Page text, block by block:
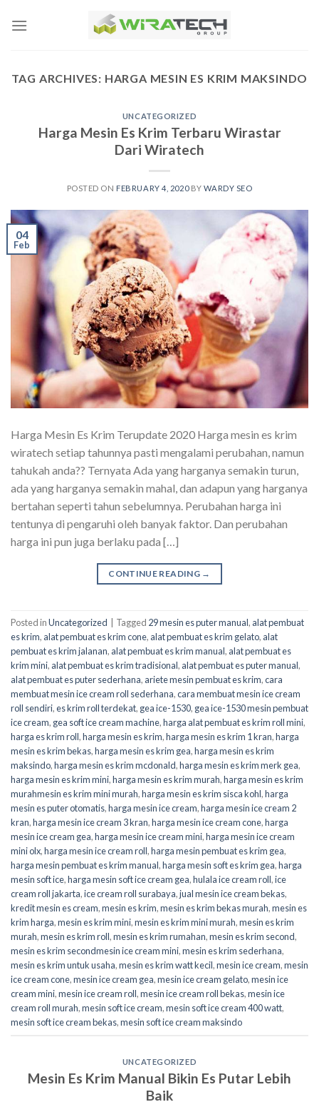
TAG ARCHIVES: HARGA MESIN ES KRIM MAKSINDO
UNCATEGORIZED
Harga Mesin Es Krim Terbaru Wirastar
Dari Wiratech
POSTED ON FEBRUARY 4, 2020BYWARDY SEO
04
Feb
Harga Mesin Es Krim Terupdate 2020 Harga mesin es krim
wiratech setiap tahunnya pasti mengalami perubahan, namun
tahukah anda?? Ternyata Ada yang harganya semakin turun,
ada yang harganya semakin mahal, dan adapun yang harganya
bertahan seperti tahun sebelumnya. Perubahan harga ini
tentunya di pengaruhi oleh banyak faktor. Dan perubahan
harga ini pun juga berlaku pada […]
CONTINUE READING →
Posted inUncategorized Tagged 29 mesin es puter manual, alat pembuat
es krim, alat pembuat es krim cone, alat pembuat es krim gelato, alat
pembuat es krim jalanan, alat pembuat es krim manual, alat pembuat es
krim mini, alat pembuat es krim tradisional, alat pembuat es puter manual,
alat pembuat es puter sederhana, ariete mesin pembuat es krim,cara
membuat mesin ice cream roll sederhana,cara membuat mesin ice cream
roll sendiri,es krim roll terdekat, gea ice-1530, gea ice-1530 mesin pembuat
ice cream, gea soft ice cream machine,harga alat pembuat es krim roll mini,
harga es krim roll,harga mesin es krim,harga mesin es krim 1 kran,harga
mesin es krim bekas,harga mesin es krim gea,harga mesin es krim
maksindo,harga mesin es krim mcdonald,harga mesin es krim merk gea,
harga mesin es krim mini,harga mesin es krim murah,harga mesin es krim
murahmesin es krim mini murah,harga mesin es krim sisca kohl,harga
mesin es puter otomatis,harga mesin ice cream,harga mesin ice cream 2
kran,harga mesin ice cream 3 kran,harga mesin ice cream cone,harga
mesin ice cream gea,harga mesin ice cream mini,harga mesin ice cream
mini olx,harga mesin ice cream roll,harga mesin pembuat es krim gea,
harga mesin pembuat es krim manual,harga mesin soft es krim gea,harga
mesin soft ice,harga mesin soft ice cream gea,hulala ice cream roll,ice
cream roll jakarta,ice cream roll surabaya,jual mesin ice cream bekas,
kredit mesin es cream,mesin es krim,mesin es krim bekas murah,mesin es
krim harga,mesin es krim mini,mesin es krim mini murah,mesin es krim
murah,mesin es krim roll,mesin es krim rumahan,mesin es krim second,
mesin es krim secondmesin ice cream mini,mesin es krim sederhana,
mesin es krim untuk usaha,mesin es krim watt kecil,mesin ice cream,mesin
ice cream cone,mesin ice cream gea,mesin ice cream gelato,mesin ice
cream mini,mesin ice cream roll,mesin ice cream roll bekas,mesin ice
cream roll murah,mesin soft ice cream,mesin soft ice cream 400 watt,
mesin soft ice cream bekas,mesin soft ice cream maksindo
UNCATEGORIZED
Mesin Es Krim Manual Bikin Es Putar Lebih
Baik